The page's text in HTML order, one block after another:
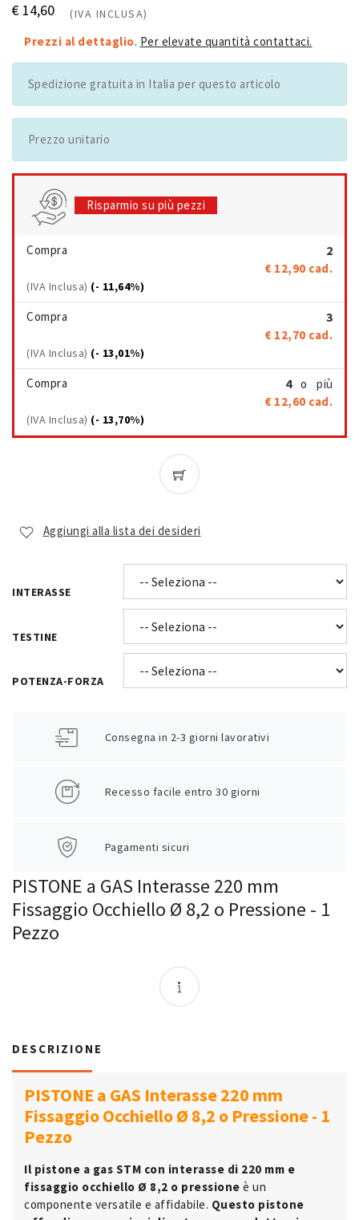
€ 14,60 (IVA INCLUSA)
Prezzi al dettaglio. Per elevate quantità contattaci.
Spedizione gratuita in Italia per questo articolo
Prezzo unitario
Risparmio su più pezzi
Compra 2
€ 12,90 cad.
(IVA Inclusa) (- 11,64%)
Compra 3
€ 12,70 cad.
(IVA Inclusa) (- 13,01%)
Compra 4 o più
€ 12,60 cad.
(IVA Inclusa) (- 13,70%)
Aggiungi alla lista dei desideri
INTERASSE
TESTINE
POTENZA-FORZA
Consegna in 2-3 giorni lavorativi
Recesso facile entro 30 giorni
Pagamenti sicuri
PISTONE a GAS Interasse 220 mm
Fissaggio Occhiello Ø 8,2 o Pressione - 1
Pezzo
DESCRIZIONE
PISTONE a GAS Interasse 220 mm
Fissaggio Occhiello Ø 8,2 o Pressione - 1
Pezzo
Il pistone a gas STM con interasse di 220 mm e
fissaggio occhiello Ø 8,2 o pressione è un
componente versatile e affidabile. Questo pistone